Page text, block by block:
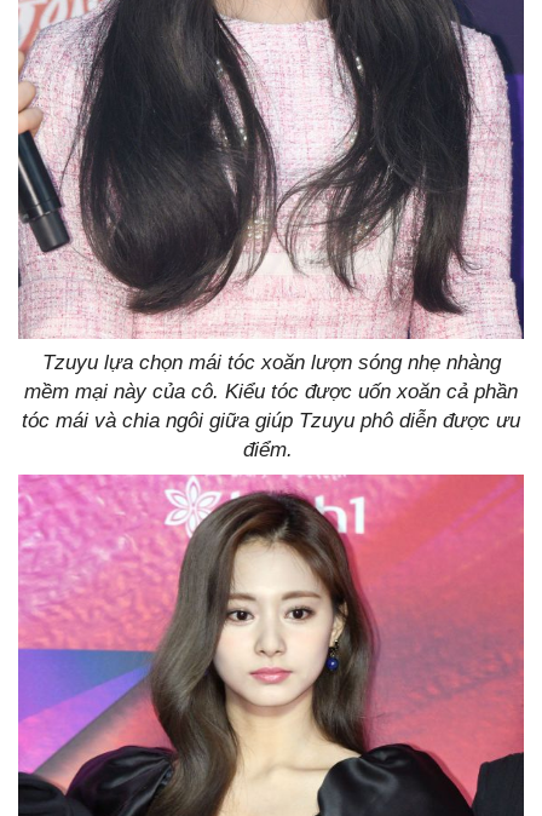
Tzuyu lựa chọn mái tóc xoăn lượn sóng nhẹ nhàng
mềm mại này của cô. Kiểu tóc được uốn xoăn cả phần
tóc mái và chia ngôi giữa giúp Tzuyu phô diễn được ưu
điểm.